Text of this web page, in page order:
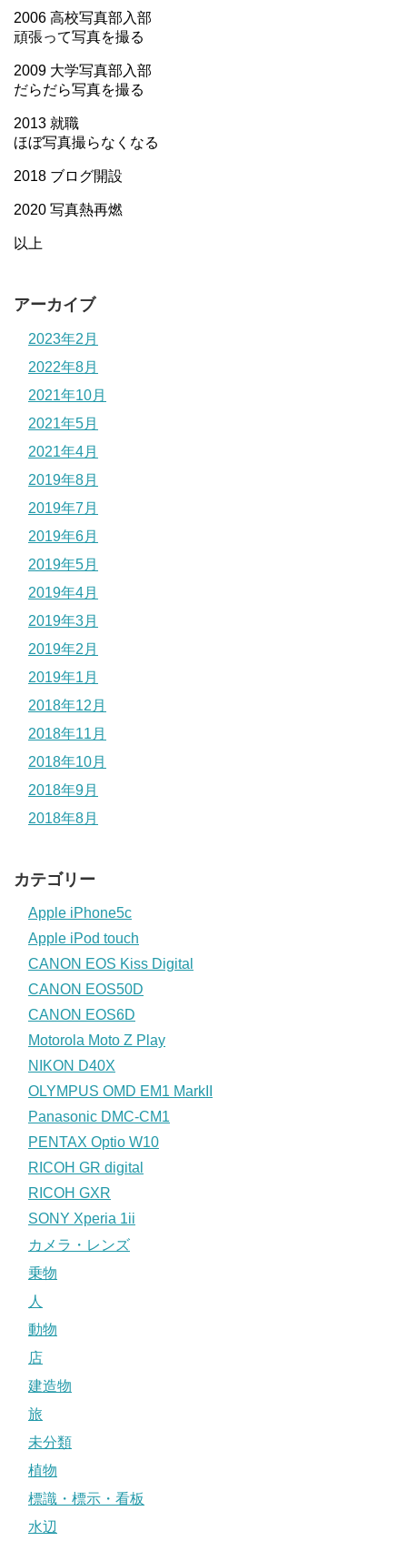
2006 高校写真部入部
頑張って写真を撮る
2009 大学写真部入部
だらだら写真を撮る
2013 就職
ほぼ写真撮らなくなる
2018 ブログ開設
2020 写真熱再燃
以上
アーカイブ
2023年2月
2022年8月
2021年10月
2021年5月
2021年4月
2019年8月
2019年7月
2019年6月
2019年5月
2019年4月
2019年3月
2019年2月
2019年1月
2018年12月
2018年11月
2018年10月
2018年9月
2018年8月
カテゴリー
Apple iPhone5c
Apple iPod touch
CANON EOS Kiss Digital
CANON EOS50D
CANON EOS6D
Motorola Moto Z Play
NIKON D40X
OLYMPUS OMD EM1 MarkII
Panasonic DMC-CM1
PENTAX Optio W10
RICOH GR digital
RICOH GXR
SONY Xperia 1ii
カメラ・レンズ
乗物
人
動物
店
建造物
旅
未分類
植物
標識・標示・看板
水辺